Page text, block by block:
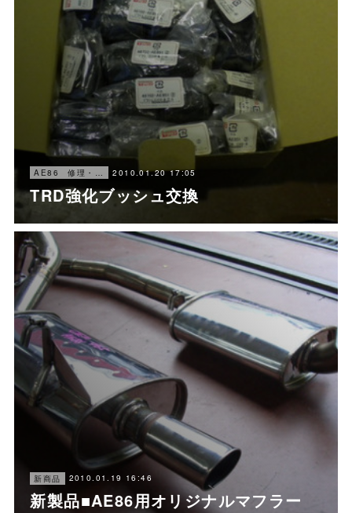
AE86 修理・メンテナンス 2010.01.20 17:05
TRD強化ブッシュ交換
新商品 2010.01.19 16:46
新製品■AE86用オリジナルマフラー